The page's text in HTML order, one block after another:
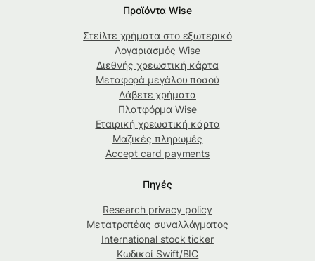
Προϊόντα Wise
Στείλτε χρήματα στο εξωτερικό
Λογαριασμός Wise
Διεθνής χρεωστική κάρτα
Μεταφορά μεγάλου ποσού
Λάβετε χρήματα
Πλατφόρμα Wise
Εταιρική χρεωστική κάρτα
Μαζικές πληρωμές
Accept card payments
Πηγές
Research privacy policy
Μετατροπέας συναλλάγματος
International stock ticker
Κωδικοί Swift/BIC